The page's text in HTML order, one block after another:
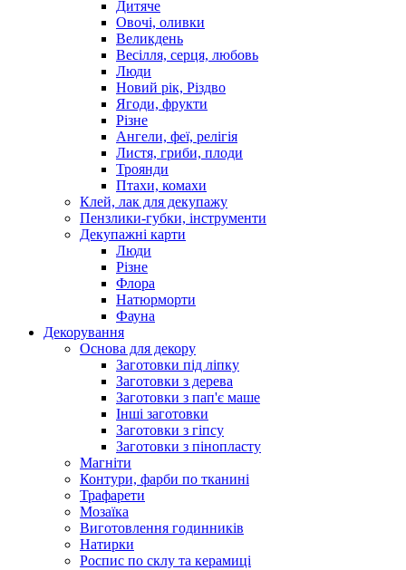
Дитяче
Овочі, оливки
Великдень
Весілля, серця, любовь
Люди
Новий рік, Різдво
Ягоди, фрукти
Різне
Ангели, феї, релігія
Листя, гриби, плоди
Троянди
Птахи, комахи
Клей, лак для декупажу
Пензлики-губки, інструменти
Декупажні карти
Люди
Різне
Флора
Натюрморти
Фауна
Декорування
Основа для декору
Заготовки під ліпку
Заготовки з дерева
Заготовки з пап'є маше
Інші заготовки
Заготовки з гіпсу
Заготовки з пінопласту
Магніти
Контури, фарби по тканині
Трафарети
Мозаїка
Виготовлення годинників
Натирки
Роспис по склу та керамиці